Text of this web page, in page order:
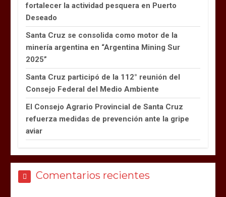
fortalecer la actividad pesquera en Puerto
Deseado
Santa Cruz se consolida como motor de la
minería argentina en “Argentina Mining Sur
2025”
Santa Cruz participó de la 112° reunión del
Consejo Federal del Medio Ambiente
El Consejo Agrario Provincial de Santa Cruz
refuerza medidas de prevención ante la gripe
aviar
Comentarios recientes